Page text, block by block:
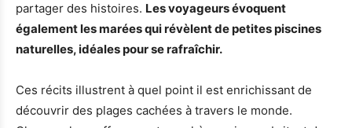
partager des histoires. Les voyageurs évoquent
également les marées qui révèlent de petites piscines
naturelles, idéales pour se rafraîchir.
Ces récits illustrent à quel point il est enrichissant de
découvrir des plages cachées à travers le monde.